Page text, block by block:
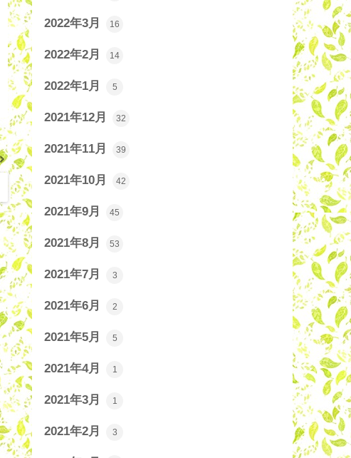
2022年3月 16
2022年2月 14
2022年1月 5
2021年12月 32
2021年11月 39
2021年10月 42
2021年9月 45
2021年8月 53
2021年7月 3
2021年6月 2
2021年5月 5
2021年4月 1
2021年3月 1
2021年2月 3